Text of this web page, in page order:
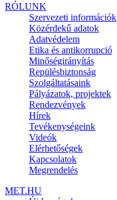
RÓLUNK
Szervezeti információk
Közérdekű adatok
Adatvédelem
Etika és antikorrupció
Minőségirányítás
Repülésbiztonság
Szolgáltatásaink
Pályázatok, projektek
Rendezvények
Hírek
Tevékenységeink
Videók
Elérhetőségek
Kapcsolatok
Megrendelés
MET.HU